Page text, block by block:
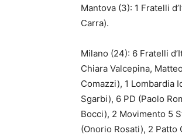
Mantova (3): 1 Fratelli
Carra).
Milano (24): 6 Fratelli
Chiara Valcepina,
Comazzi), 1 Lombardia
Sgarbi), 6 PD (Paolo
Bocci), 2 Movimento 5
(Onorio Rosati), 2 Patto